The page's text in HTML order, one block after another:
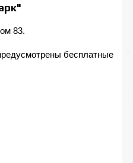
83.
бесплатные